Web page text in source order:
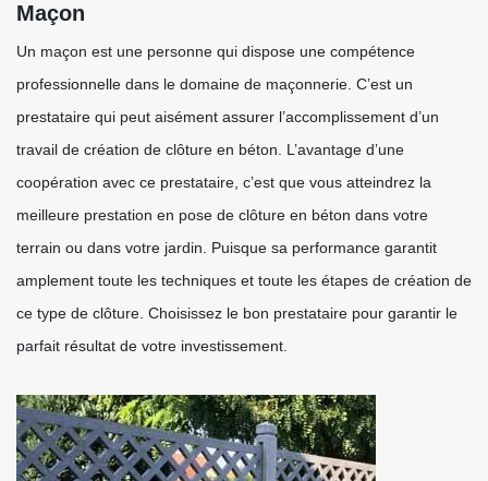
Maçon
Un maçon est une personne qui dispose une compétence
professionnelle dans le domaine de maçonnerie. C’est un
prestataire qui peut aisément assurer l’accomplissement d’un
travail de création de clôture en béton. L’avantage d’une
coopération avec ce prestataire, c’est que vous atteindrez la
meilleure prestation en pose de clôture en béton dans votre
terrain ou dans votre jardin. Puisque sa performance garantit
amplement toute les techniques et toute les étapes de création de
ce type de clôture. Choisissez le bon prestataire pour garantir le
parfait résultat de votre investissement.